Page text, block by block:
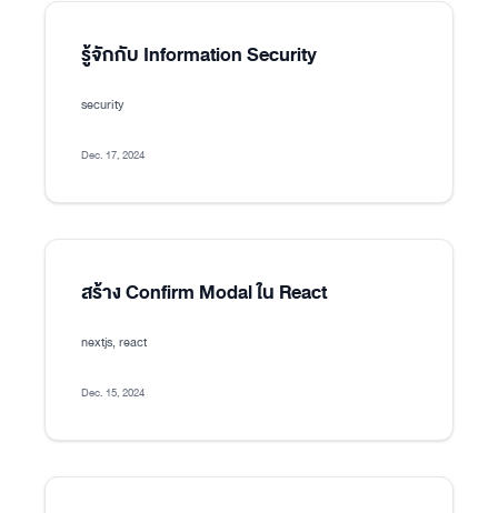
รู้จักกับ Information Security
security
Dec. 17, 2024
สร้าง Confirm Modal ใน React
nextjs, react
Dec. 15, 2024